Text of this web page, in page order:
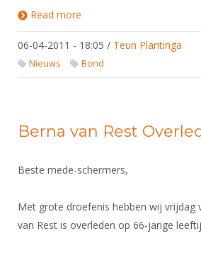
Read more
06-04-2011 - 18:05 / Teun Plantinga
Nieuws Bond
Berna van Rest
Beste mede-schermers,
Met grote droefenis hebben wij vrijdag
van Rest is overleden op 66-jarige